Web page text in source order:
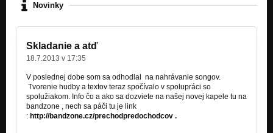
Novinky
Skladanie a atď
18.7.2013 v 17:35
V poslednej dobe som sa odhodlal na nahrávanie songov.
Tvorenie hudby a textov teraz spočívalo v spolupráci so
spolužiakom. Info čo a ako sa dozviete na našej novej kapele tu na
bandzone , nech sa páči tu je link
: http://bandzone.cz/prechodpredochodcov .